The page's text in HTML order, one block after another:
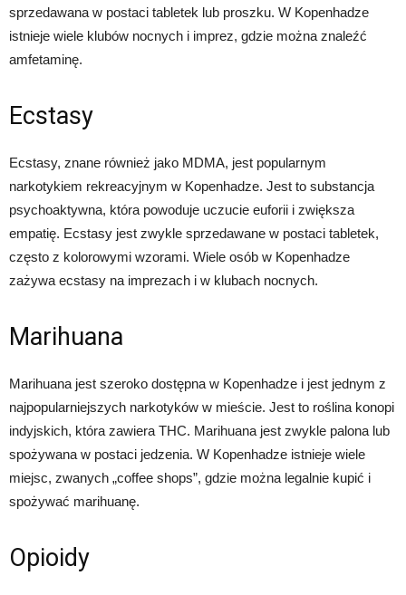
sprzedawana w postaci tabletek lub proszku. W Kopenhadze
istnieje wiele klubów nocnych i imprez, gdzie można znaleźć
amfetaminę.
Ecstasy
Ecstasy, znane również jako MDMA, jest popularnym
narkotykiem rekreacyjnym w Kopenhadze. Jest to substancja
psychoaktywna, która powoduje uczucie euforii i zwiększa
empatię. Ecstasy jest zwykle sprzedawane w postaci tabletek,
często z kolorowymi wzorami. Wiele osób w Kopenhadze
zażywa ecstasy na imprezach i w klubach nocnych.
Marihuana
Marihuana jest szeroko dostępna w Kopenhadze i jest jednym z
najpopularniejszych narkotyków w mieście. Jest to roślina konopi
indyjskich, która zawiera THC. Marihuana jest zwykle palona lub
spożywana w postaci jedzenia. W Kopenhadze istnieje wiele
miejsc, zwanych „coffee shops”, gdzie można legalnie kupić i
spożywać marihuanę.
Opioidy